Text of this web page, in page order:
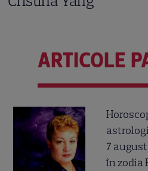
ARTICOLE
7
în zodia